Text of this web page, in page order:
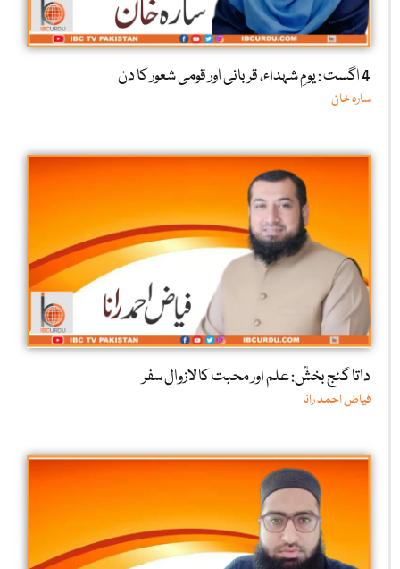
4 اگست : یومِ شہداء، قربانی اور قومی شعور کا دن
سارہ خان
داتا گنج بخشؒ: علم اور محبت کا لازوال سفر
فیاض احمد رانا